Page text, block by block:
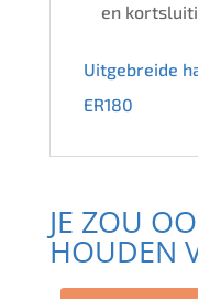
en
Uitgebreide
ER180
JE ZOU
HOUDEN